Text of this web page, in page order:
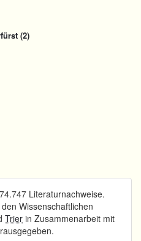
(2)
Literaturnachweise.
Wissenschaftlichen
Trier in Zusammenarbeit mit